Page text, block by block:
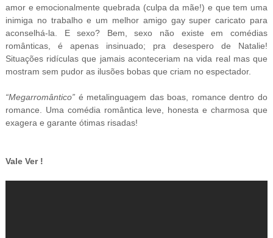
amor e emocionalmente quebrada (culpa da mãe!) e que tem uma
inimiga no trabalho e um melhor amigo gay super caricato para
aconselhá-la. E sexo? Bem, sexo não existe em comédias
românticas, é apenas insinuado; pra desespero de Natalie!
Situações ridículas que jamais aconteceriam na vida real mas que
mostram sem pudor as ilusões bobas que criam no espectador.
“Megarromântico”é metalinguagem das boas, romance dentro do
romance. Uma comédia romântica leve, honesta e charmosa que
exagera e garante ótimas risadas!
Vale Ver !